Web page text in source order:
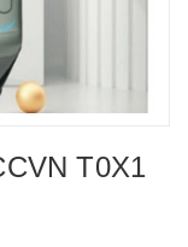
T0X1